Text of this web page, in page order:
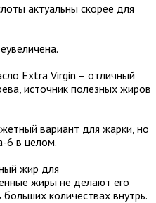
актуальны скорее для
Extra Virgin – отличный
источник полезных жиров
вариант для жарки, но
6 в целом.
жир для
жиры не делают его
количествах внутрь.